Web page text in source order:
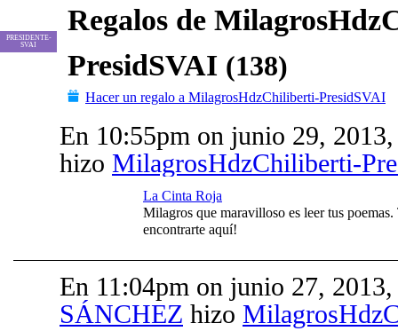
PRESIDENTE-
SVAI
Regalos de
PresidSVAI (138)
Hacer un regalo a MilagrosHdzChiliberti-PresidSVAI
En 10:55pm on junio 29,
hizo MilagrosHdzChiliberti-
La Cinta Roja
Milagros que maravilloso es leer tus
encontrarte aquí!
En 11:04pm on junio 27,
SÁNCHEZ hizo